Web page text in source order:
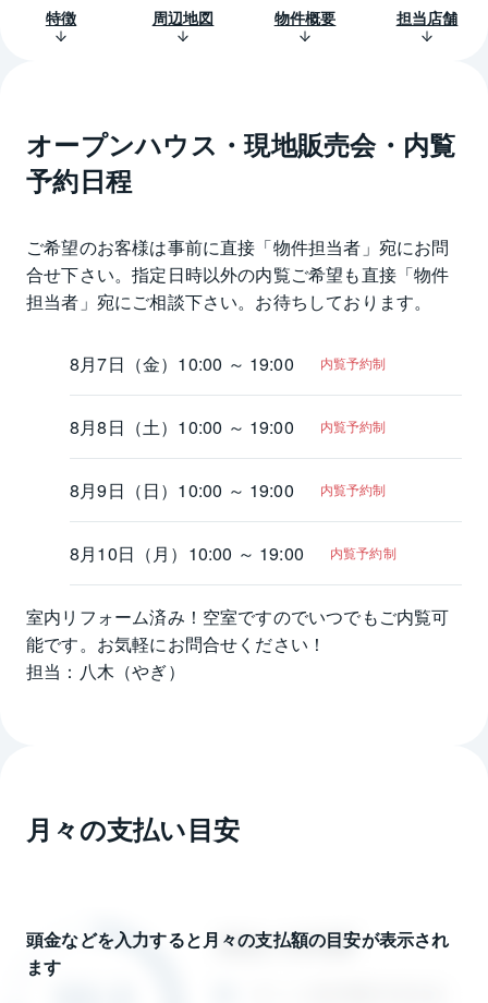
特徴 周辺地図 物件概要 担当店舗
オープンハウス・現地販売会・内覧
予約日程
ご希望のお客様は事前に直接「物件担当者」宛にお問
合せ下さい。指定日時以外の内覧ご希望も直接「物件
担当者」宛にご相談下さい。お待ちしております。
8月7日（金） 10:00 ～ 19:00 内覧予約制
8月8日（土） 10:00 ～ 19:00 内覧予約制
8月9日（日） 10:00 ～ 19:00 内覧予約制
8月10日（月） 10:00 ～ 19:00 内覧予約制
室内リフォーム済み！空室ですのでいつでもご内覧可
能です。お気軽にお問合せください！
担当：八木（やぎ）
月々の支払い目安
頭金などを入力すると月々の支払額の目安が表示され
ます